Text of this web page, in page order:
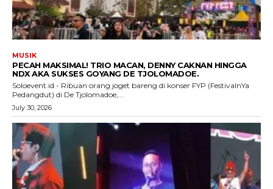
MUSIK
PECAH MAKSIMAL! TRIO MACAN, DENNY CAKNAN HINGGA
NDX AKA SUKSES GOYANG DE TJOLOMADOE.
Soloevent.id - Ribuan orang joget bareng di konser FYP (FestivalnYa
Pedangdut) di De Tjolomadoe,...
July 30, 2026